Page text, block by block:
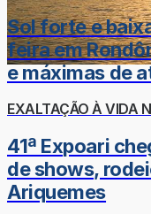
Sol forte e
feira em
e máximas de
EXALTAÇÃO À VIDA
41ª Expoari
de shows,
Ariquemes